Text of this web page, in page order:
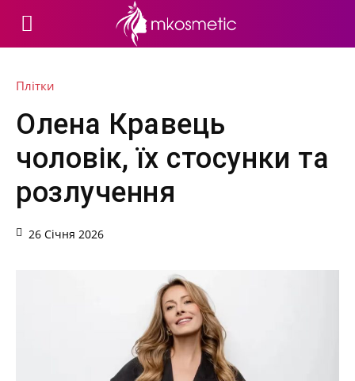
Плітки
Олена Кравець
чоловік, їх стосунки та
розлучення
26 Січня 2026